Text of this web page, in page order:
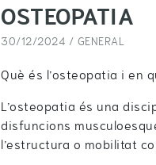
OSTEOPATIA
30/12/2024 / GENERAL
Què és l’osteopatia i en
L’osteopatia és una
disfuncions
l’estructura o mobilitat